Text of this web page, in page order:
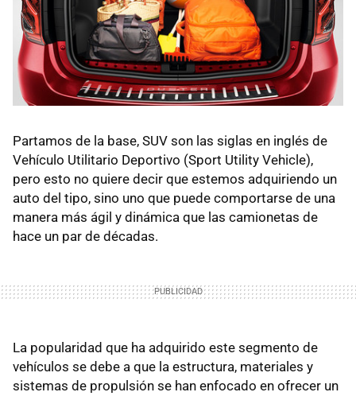
Partamos de la base, SUV son las siglas en inglés de
Vehículo Utilitario Deportivo (Sport Utility Vehicle),
pero esto no quiere decir que estemos adquiriendo un
auto del tipo, sino uno que puede comportarse de una
manera más ágil y dinámica que las camionetas de
hace un par de décadas.
La popularidad que ha adquirido este segmento de
vehículos se debe a que la estructura, materiales y
sistemas de propulsión se han enfocado en ofrecer un